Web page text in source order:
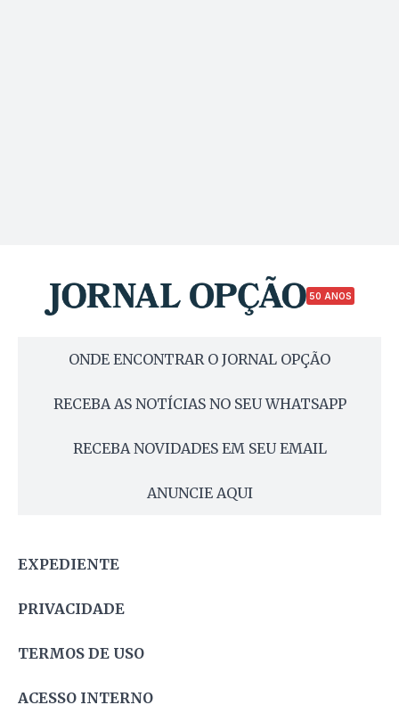
50 ANOS
ONDE ENCONTRAR O JORNAL OPÇÃO
RECEBA AS NOTÍCIAS NO SEU WHATSAPP
RECEBA NOVIDADES EM SEU EMAIL
ANUNCIE AQUI
EXPEDIENTE
PRIVACIDADE
TERMOS DE USO
ACESSO INTERNO